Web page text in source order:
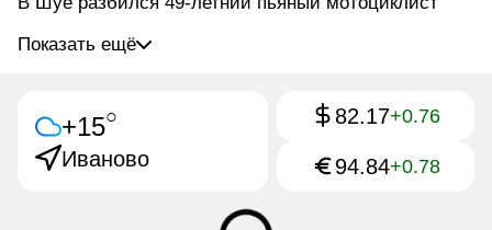
Показать ещё
+15○
Иваново
82.17+0.76
94.84+0.78